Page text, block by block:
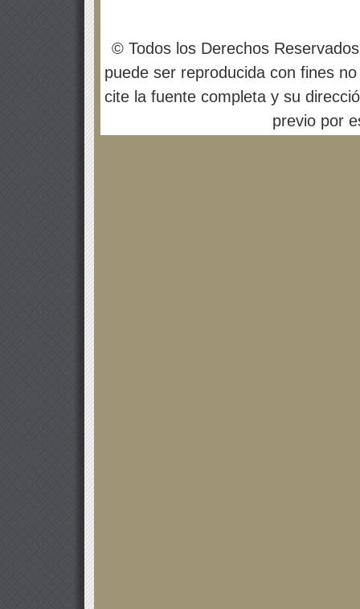
© Todos los Derechos
puede ser reproducida con fines
cite la fuente completa y su
previo por